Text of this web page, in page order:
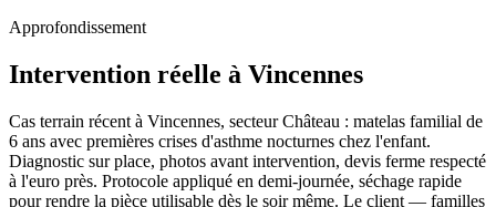
Approfondissement
Intervention réelle à Vincennes
Cas terrain récent à Vincennes, secteur Château : matelas familial de
6 ans avec premières crises d'asthme nocturnes chez l'enfant.
Diagnostic sur place, photos avant intervention, devis ferme respecté
à l'euro près. Protocole appliqué en demi-journée, séchage rapide
pour rendre la pièce utilisable dès le soir même. Le client — familles